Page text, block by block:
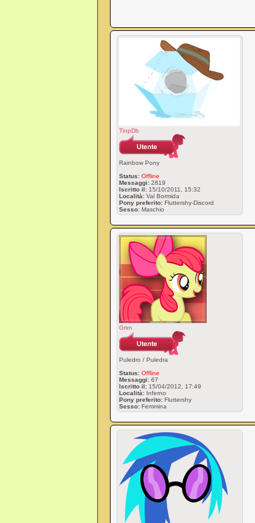
TinpDb
Rainbow Pony
Status: Offline
Messaggi: 2819
Iscritto il: 15/10/2011, 15:32
Località: Val Bormida
Pony preferito: Fluttershy-Discord
Sesso: Maschio
Grim
Puledro / Puledra
Status: Offline
Messaggi: 67
Iscritto il: 15/04/2012, 17:49
Località: Inferno
Pony preferito: Fluttershy
Sesso: Femmina